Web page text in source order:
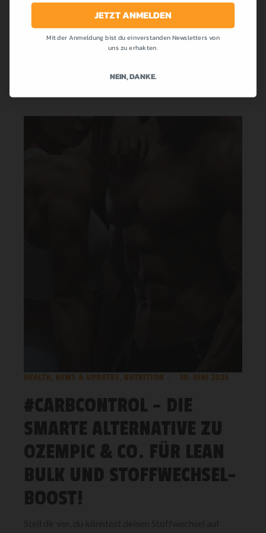
die bei uns allen so beliebt war! Cremig,...
HEALTH, NEWS & UPDATES, NUTRITION 30. JUNI 2025
#CARBCONTROL – DIE
SMARTE ALTERNATIVE ZU
OZEMPIC & CO. FÜR LEAN
BULK UND STOFFWECHSEL-
BOOST!
JETZT ANMELDEN
Mit der Anmeldung bist du einverstanden Newsletters von
uns zu erhakten.
NEIN, DANKE.